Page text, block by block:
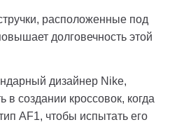
расположенные под
долговечность этой
дизайнер Nike,
в создании кроссовок, когда
AF1, чтобы испытать его